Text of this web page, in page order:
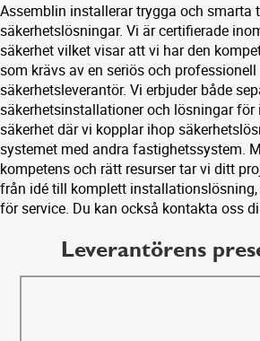
Assemblin installerar trygga och smarta
säkerhetslösningar. Vi är certifierade
säkerhet vilket visar att vi har den
som krävs av en seriös och professionell
säkerhetsleverantör. Vi erbjuder både
säkerhetsinstallationer och lösningar för
säkerhet där vi kopplar ihop
systemet med andra fastighetssystem.
kompetens och rätt resurser tar vi ditt
från idé till komplett
för service. Du kan också kontakta oss
Leverantörens